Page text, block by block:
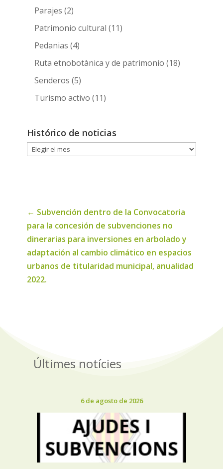
Parajes (2)
Patrimonio cultural (11)
Pedanias (4)
Ruta etnobotànica y de patrimonio (18)
Senderos (5)
Turismo activo (11)
Histórico de noticias
Histórico
← Subvención dentro de la Convocatoria
para la concesión de subvenciones no
dinerarias para inversiones en arbolado y
adaptación al cambio climático en espacios
urbanos de titularidad municipal, anualidad
2022.
Últimes notícies
6 de agosto de 2026